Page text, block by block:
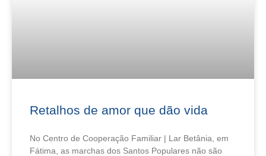
Retalhos de amor que dão vida
No Centro de Cooperação Familiar | Lar Betânia, em
Fátima, as marchas dos Santos Populares não são